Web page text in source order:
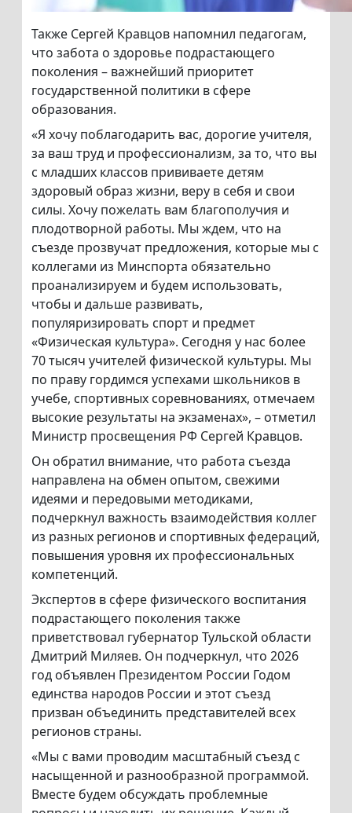
Также Сергей Кравцов напомнил педагогам,
что забота о здоровье подрастающего
поколения – важнейший приоритет
государственной политики в сфере
образования.
«Я хочу поблагодарить вас, дорогие учителя,
за ваш труд и профессионализм, за то, что вы
с младших классов прививаете детям
здоровый образ жизни, веру в себя и свои
силы. Хочу пожелать вам благополучия и
плодотворной работы. Мы ждем, что на
съезде прозвучат предложения, которые мы с
коллегами из Минспорта обязательно
проанализируем и будем использовать,
чтобы и дальше развивать,
популяризировать спорт и предмет
«Физическая культура». Сегодня у нас более
70 тысяч учителей физической культуры. Мы
по праву гордимся успехами школьников в
учебе, спортивных соревнованиях, отмечаем
высокие результаты на экзаменах», – отметил
Министр просвещения РФ Сергей Кравцов.
Он обратил внимание, что работа съезда
направлена на обмен опытом, свежими
идеями и передовыми методиками,
подчеркнул важность взаимодействия коллег
из разных регионов и спортивных федераций,
повышения уровня их профессиональных
компетенций.
Экспертов в сфере физического воспитания
подрастающего поколения также
приветствовал губернатор Тульской области
Дмитрий Миляев. Он подчеркнул, что 2026
год объявлен Президентом России Годом
единства народов России и этот съезд
призван объединить представителей всех
регионов страны.
«Мы с вами проводим масштабный съезд с
насыщенной и разнообразной программой.
Вместе будем обсуждать проблемные